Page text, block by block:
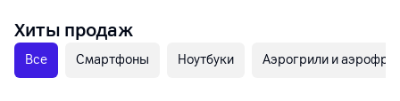
Хиты продаж
Все Смартфоны Ноутбуки Аэрогрили и